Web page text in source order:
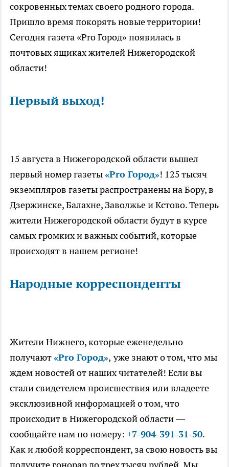
сокровенных темах своего родного города.
Пришло время покорять новые территории!
Сегодня газета «Pro Город» появилась в
почтовых ящиках жителей Нижегородской
области!
Первый выход!
15 августа в Нижегородской области вышел
первый номер газеты «Pro Город»! 125 тысяч
экземпляров газеты распространены на Бору, в
Дзержинске, Балахне, Заволжье и Кстово. Теперь
жители Нижегородской области будут в курсе
самых громких и важных событий, которые
происходят в нашем регионе!
Народные корреспонденты
Жители Нижнего, которые еженедельно
получают «Pro Город», уже знают о том, что мы
ждем новостей от наших читателей! Если вы
стали свидетелем происшествия или владеете
эксклюзивной информацией о том, что
происходит в Нижегородской области —
сообщайте нам по номеру: +7-904-391-31-50.
Как и любой корреспондент, за свою новость вы